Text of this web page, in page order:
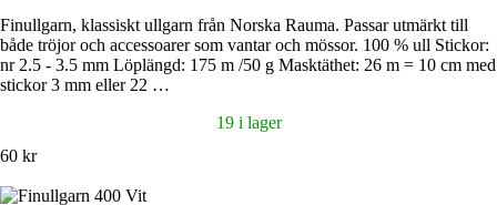
Finullgarn, klassiskt ullgarn från Norska Rauma. Passar utmärkt till
både tröjor och accessoarer som vantar och mössor. 100 % ull Stickor:
nr 2.5 - 3.5 mm Löplängd: 175 m /50 g Masktäthet: 26 m = 10 cm med
stickor 3 mm eller 22 …
19 i lager
60 kr